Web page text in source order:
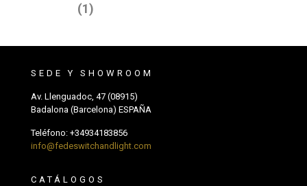
(1)
SEDE Y SHOWROOM
Av. Llenguadoc, 47 (08915)
Badalona (Barcelona) ESPAÑA
Teléfono: +34934183856
info@fedeswitchandlight.com
CATÁLOGOS